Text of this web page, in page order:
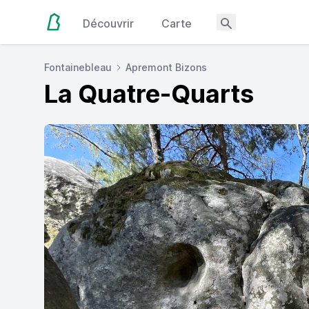
Découvrir Carte
Fontainebleau Apremont Bizons
La Quatre-Quarts